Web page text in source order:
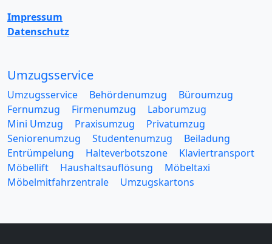
Impressum
Datenschutz
Umzugsservice
Umzugsservice Behördenumzug
Büroumzug
Fernumzug
Firmenumzug
Laborumzug
Mini Umzug
Praxisumzug
Privatumzug
Seniorenumzug
Studentenumzug
Beiladung
Entrümpelung
Halteverbotszone
Klaviertransport
Möbellift
Haushaltsauflösung
Möbeltaxi
Möbelmitfahrzentrale
Umzugskartons